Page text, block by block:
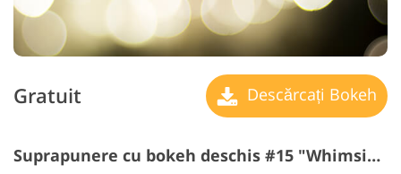
Gratuit Descărcați Bokeh
Suprapunere cu bokeh deschis #15 "Whimsical Illusion"